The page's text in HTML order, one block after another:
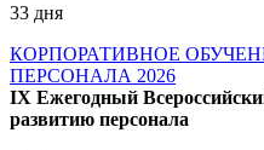
33 дня
КОРПОРАТИВНОЕ
ПЕРСОНАЛА 2026
IX Ежегодный
развитию персонала